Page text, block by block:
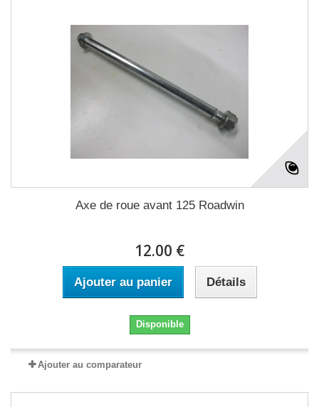
Axe de roue avant 125 Roadwin
12.00 €
Ajouter au panier Détails
Disponible
Ajouter au comparateur